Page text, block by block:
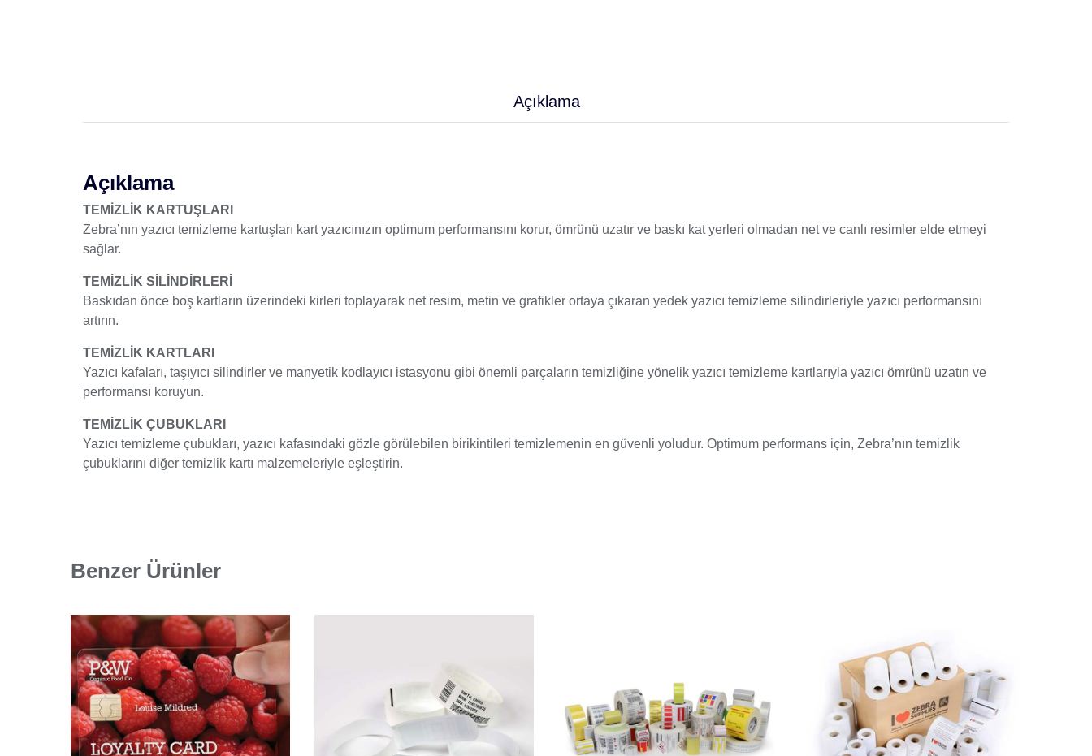
Açıklama
Açıklama
TEMİZLİK KARTUŞLARI
Zebra’nın yazıcı temizleme kartuşları kart yazıcınızın optimum performansını korur, ömrünü uzatır ve baskı kat yerleri olmadan net ve canlı resimler elde etmeyi
sağlar.
TEMİZLİK SİLİNDİRLERİ
Baskıdan önce boş kartların üzerindeki kirleri toplayarak net resim, metin ve grafikler ortaya çıkaran yedek yazıcı temizleme silindirleriyle yazıcı performansını
artırın.
TEMİZLİK KARTLARI
Yazıcı kafaları, taşıyıcı silindirler ve manyetik kodlayıcı istasyonu gibi önemli parçaların temizliğine yönelik yazıcı temizleme kartlarıyla yazıcı ömrünü uzatın ve
performansı koruyun.
TEMİZLİK ÇUBUKLARI
Yazıcı temizleme çubukları, yazıcı kafasındaki gözle görülebilen birikintileri temizlemenin en güvenli yoludur. Optimum performans için, Zebra’nın temizlik
çubuklarını diğer temizlik kartı malzemeleriyle eşleştirin.
Benzer Ürünler